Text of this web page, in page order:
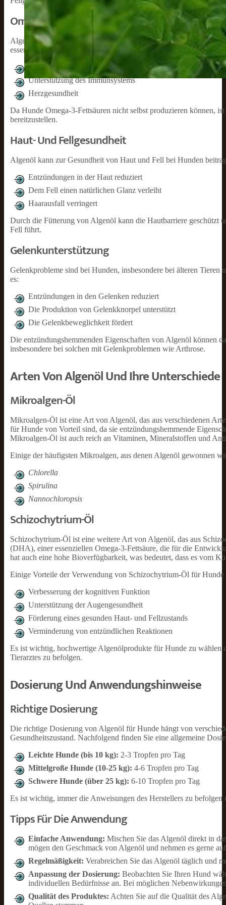
Omega-3-Fettsäuren
Algenöl ist eine hervorragende Quelle für Omega-3-Fettsäuren,
essentiellen Fettsäuren sind wichtig für:
Gesunde Gehirnfunktion
Unterstützung des Immunsystems
Herzgesundheit
Da Hunde Omega-3-Fettsäuren nicht selbst produzieren können,
bereitzustellen.
Haut- Und Fellgesundheit
Algenöl kann zur Gesundheit von Haut und Fell bei Hunden
Entzündungen in der Haut reduziert
Dem Fell einen natürlichen Glanz verleiht
Haarausfall verringert
Durch die Fütterung von Algenöl kann die Hautbarriere geschützt
Fell führt.
Gelenkunterstützung
Gelenkprobleme sind bei Hunden, insbesondere bei älteren
es:
Entzündungen in den Gelenken reduziert
Die Produktion von Gelenkknorpel unterstützt
Die Gelenkbeweglichkeit fördert
Die entzündungshemmenden Eigenschaften von Algenöl können
insbesondere bei solchen mit Gelenkproblemen wie Arthrose.
Arten Von Algenöl Und Ihre Unterschiede
Mikroalgen-Öl
Mikroalgen-Öl ist eine Art von Algenöl, das aus verschiedenen
für Hunde von Vorteil sind, da sie entzündungshemmende
Mikroalgen-Öl ist auch reich an Vitaminen, Mineralstoffen und
Einige der häufigsten Mikroalgen, aus denen Algenöl gewonnen
Chlorella
Spirulina
Nannochloropsis
Schizochytrium-Öl
Schizochytrium-Öl ist eine weitere Art von Algenöl, das aus
(DHA), einer essenziellen Omega-3-Fettsäure, die für die
hat auch eine hohe Bioverfügbarkeit, was bedeutet, dass es vom
Einige Vorteile der Verwendung von Schizochytrium-Öl für Hunde
Verbesserung der kognitiven Funktion
Unterstützung der Augengesundheit
Förderung eines gesunden Haut- und Fellzustands
Verminderung von entzündlichen Reaktionen
Es ist wichtig, hochwertige Algenölprodukte für Hunde zu wählen
Tierarztes zu befolgen.
Dosierung Und Anwendungshinweise
Richtige Dosierung
Die richtige Dosierung von Algenöl für Hunde hängt von
Gesundheitszustand. Nachfolgend finden Sie eine allgemeine
Leichte Hunde (bis 10 kg): 2-3 Tropfen pro Tag
Mittelgroße Hunde (10-25 kg): 4-6 Tropfen pro Tag
Schwere Hunde (über 25 kg): 6-10 Tropfen pro Tag
Es ist wichtig, immer die Anweisungen des Herstellers zu
Tipps Für Die Anwendung
Einfache Anwendung: Mischen Sie das Algenöl direkt in
mögen den Geschmack von Algenöl und nehmen es gerne
Regelmäßigkeit: Verabreichen Sie das Algenöl täglich und
Anpassung der Dosierung: Beobachten Sie Ihren Hund
individuellen Bedürfnisse an. Bei möglichen
Qualität des Produktes: Achten Sie auf die Qualität des